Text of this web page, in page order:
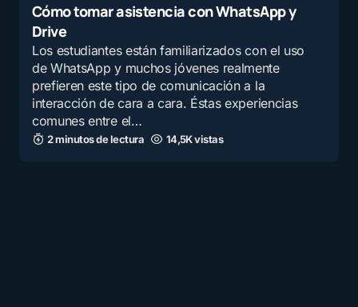
Cómo tomar asistencia con WhatsApp y
Drive
Los estudiantes están familiarizados con el uso
de WhatsApp y muchos jóvenes realmente
prefieren este tipo de comunicación a la
interacción de cara a cara. Éstas experiencias
comunes entre el…
2 minutos de lectura 14,5K vistas